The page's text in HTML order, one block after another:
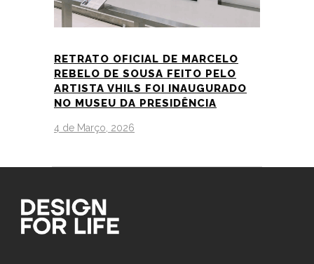
RETRATO OFICIAL DE MARCELO
REBELO DE SOUSA FEITO PELO
ARTISTA VHILS FOI INAUGURADO
NO MUSEU DA PRESIDÊNCIA
4 de Março, 2026